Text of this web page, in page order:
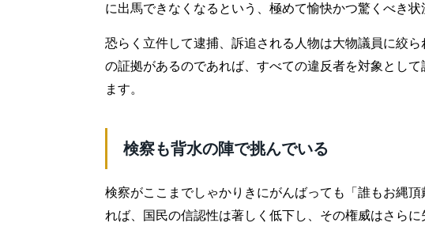
に出馬できなくなるという、極めて愉快かつ驚くべき状
恐らく立件して逮捕、訴追される人物は大物議員に絞
の証拠があるのであれば、すべての違反者を対象とし
ます。
検察も背水の陣で挑んでいる
検察がここまでしゃかりきにがんばっても「誰もお縄
れば、国民の信認性は著しく低下し、その権威はさらに